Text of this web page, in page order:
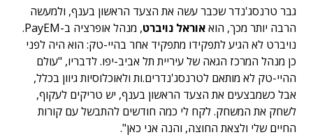
גבר טרנסג'נדר שכבר עשה את הצעד הראשון בענף, ולמעשה
הרבה יותר מכך, הואאוראל נויברט
, מנהל אופרציה ב-PayEM.
נויברט לא הגיע לתפקידו מתפקיד אחר בהיי-טק: הוא היה לפני
כן מנהל המרכז הגאה של עיריית תל אביב-יפו. לדבריו, "עולם
ההיי-טק לא מותאם לטרנסג'נדרים.ות ולאוכלוסיות גיוון בכלל,
אבל כשמבצעים את הצעד הראשון בענף, יש טריקים לעקוף,
לשחק את המשחק. לקח לי כמה חודשים להתבשל עם קורות
החיים שלי ולצאת החוצה, והנה אני כאן".